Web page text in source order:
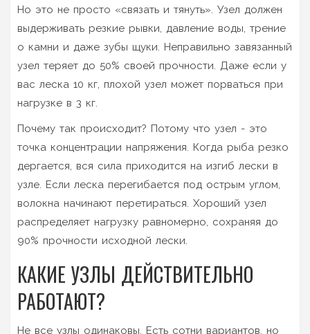
Но это не просто «связать и тянуть». Узел должен
выдерживать резкие рывки, давление воды, трение
о камни и даже зубы щуки. Неправильно завязанный
узел теряет до 50% своей прочности. Даже если у
вас леска 10 кг, плохой узел может порваться при
нагрузке в 3 кг.
Почему так происходит? Потому что узел - это
точка концентрации напряжения. Когда рыба резко
дергается, вся сила приходится на изгиб лески в
узле. Если леска перегибается под острым углом,
волокна начинают перетираться. Хороший узел
распределяет нагрузку равномерно, сохраняя до
90% прочности исходной лески.
КАКИЕ УЗЛЫ ДЕЙСТВИТЕЛЬНО
РАБОТАЮТ?
Не все узлы одинаковы. Есть сотни вариантов, но